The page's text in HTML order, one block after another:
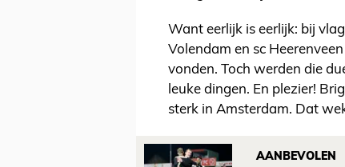
Want eerlijk is eerlijk: bij
Volendam en sc
vonden. Toch werden die
leuke dingen. En plezier!
sterk in Amsterdam. Dat
AANBEVOLEN